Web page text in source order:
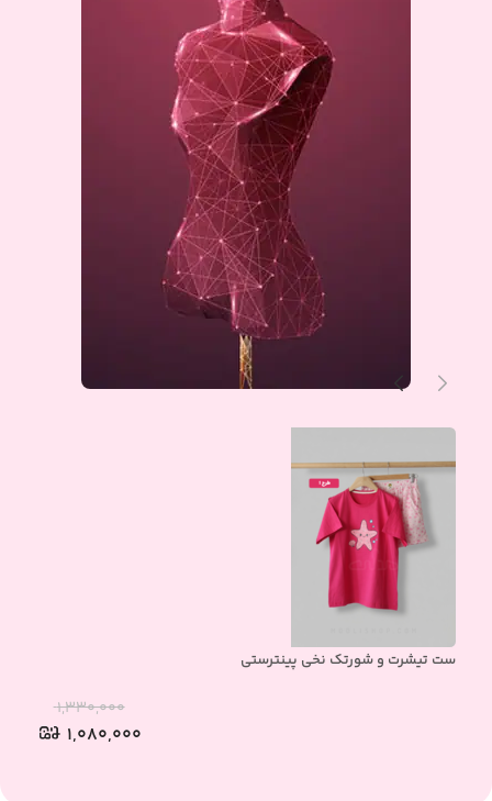
ست تیشرت و شورتک نخی پینترستی
۱,۳۳۰,۰۰۰
۱,۰۸۰,۰۰۰